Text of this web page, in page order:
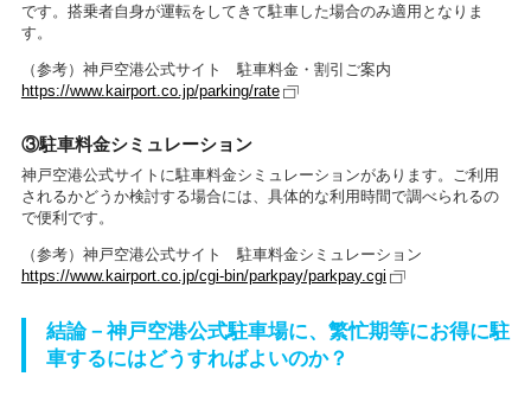
です。搭乗者自身が運転をしてきて駐車した場合のみ適用となりま
す。
（参考）神戸空港公式サイト 駐車料金・割引ご案内
https://www.kairport.co.jp/parking/rate
③駐車料金シミュレーション
神戸空港公式サイトに駐車料金シミュレーションがあります。ご利用
されるかどうか検討する場合には、具体的な利用時間で調べられるの
で便利です。
（参考）神戸空港公式サイト 駐車料金シミュレーション
https://www.kairport.co.jp/cgi-bin/parkpay/parkpay.cgi
結論－神戸空港公式駐車場に、繁忙期等にお得に駐
車するにはどうすればよいのか？